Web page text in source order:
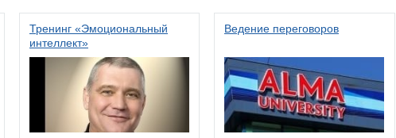
Тренинг «Эмоциональный
интеллект»
Ведение переговоров